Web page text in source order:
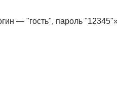
— "гость", пароль